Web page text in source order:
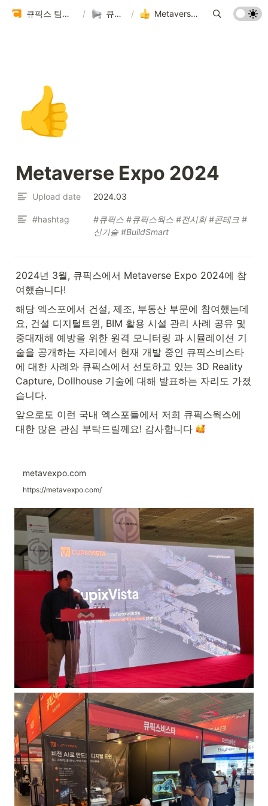
큐픽스 팀을 소개합니다 🏗️ / 큐픽스 뉴스 / Metaverse Expo 2024
👍
Metaverse Expo 2024
Upload date 2024.03
#hashtag
#큐픽스 #큐픽스웍스 #전시회 #콘테크 #
신기술 #BuildSmart
2024년 3월, 큐픽스에서 Metaverse Expo 2024에 참
여했습니다!
해당 엑스포에서 건설, 제조, 부동산 부문에 참여했는데
요, 건설 디지털트윈, BIM 활용 시설 관리 사례 공유 및
중대재해 예방을 위한 원격 모니터링 과 시뮬레이션 기
술을 공개하는 자리에서 현재 개발 중인 큐픽스비스타
에 대한 사례와 큐픽스에서 선도하고 있는 3D Reality
Capture, Dollhouse 기술에 대해 발표하는 자리도 가졌
습니다.
앞으로도 이런 국내 엑스포들에서 저희 큐픽스웍스에
대한 많은 관심 부탁드릴께요! 감사합니다
metavexpo.com
https://metavexpo.com/